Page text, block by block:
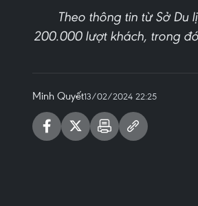
Theo thông tin từ Sở Du
200.000 lượt khách, trong
Minh Quyết13/02/2024 22:25